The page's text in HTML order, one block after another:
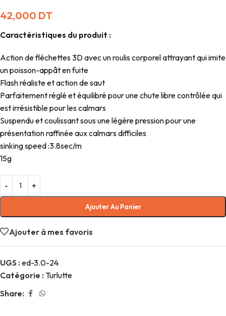
42,000 DT
Caractéristiques du produit :
Action de fléchettes 3D avec un roulis corporel attrayant qui imite
un poisson-appât en fuite
Flash réaliste et action de saut
Parfaitement réglé et équilibré pour une chute libre contrôlée qui
est irrésistible pour les calmars
Suspendu et coulissant sous une légère pression pour une
présentation raffinée aux calmars difficiles
sinking speed :3.8sec/m
15g
Ajouter Au Panier
Ajouter à mes favoris
UGS : ed-3.0-24
Catégorie : Turlutte
Share: